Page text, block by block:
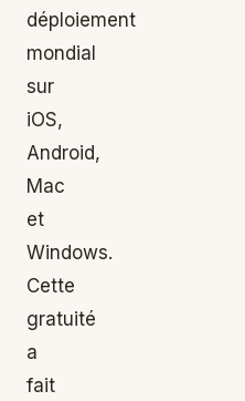
déploiement
mondial
sur
iOS,
Android,
Mac
et
Windows.
Cette
gratuité
a
fait